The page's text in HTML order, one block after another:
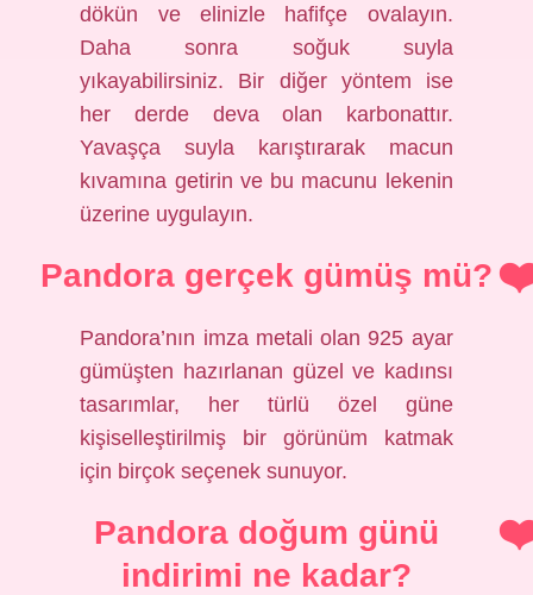
dökün ve elinizle hafifçe ovalayın.
Daha sonra soğuk suyla
yıkayabilirsiniz. Bir diğer yöntem ise
her derde deva olan karbonattır.
Yavaşça suyla karıştırarak macun
kıvamına getirin ve bu macunu lekenin
üzerine uygulayın.
Pandora gerçek gümüş mü?
Pandora’nın imza metali olan 925 ayar
gümüşten hazırlanan güzel ve kadınsı
tasarımlar, her türlü özel güne
kişiselleştirilmiş bir görünüm katmak
için birçok seçenek sunuyor.
Pandora doğum günü
indirimi ne kadar?